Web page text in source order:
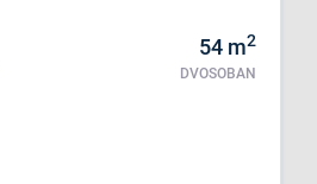
54 m2
DVOSOBAN